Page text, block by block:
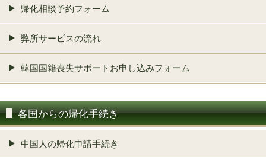
帰化相談予約フォーム
弊所サービスの流れ
韓国国籍喪失サポートお申し込みフォーム
各国からの帰化手続き
中国人の帰化申請手続き